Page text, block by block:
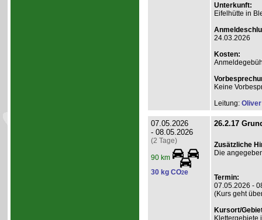
Unterkunft:
Eifelhütte in
24.03.2026
Kosten:
Keine
Leitung:
07.05.2026
- 08.05.2026
(2 Tage)
90 km
30 kg CO2e
26.2.17
Zusätzliche
Die
Termin:
07.05.2026 -
(Kurs geht
Kursort/
Klettergebiete